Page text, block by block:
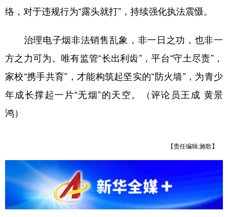
络，对于违规行为“露头就打”，持续强化执法震慑。
治理电子烟非法销售乱象，非一日之功，也非一
方之力可为。唯有监管“长出利齿”，平台“守土尽责”，
家校“携手共育”，才能构筑起坚实的“防火墙”，为青少
年成长撑起一片“无烟”的天空。（评论员王成 黄景
鸿）
【责任编辑:施歌】